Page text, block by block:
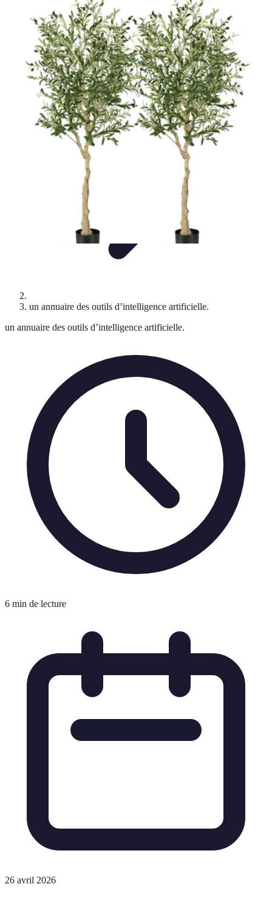
Annuaire IA Expert
InformatifTutorielinformatifTendancestutorial
Annuaire IA Expert
un annuaire des outils d’intelligence artificielle.
un annuaire des outils d’intelligence artificielle.
6 min de lecture
26 avril 2026